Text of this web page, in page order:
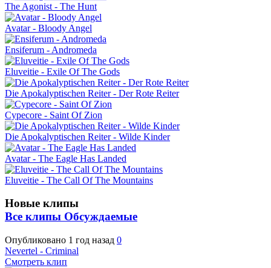
The Agonist - The Hunt
Avatar - Bloody Angel
Ensiferum - Andromeda
Eluveitie - Exile Of The Gods
Die Apokalyptischen Reiter - Der Rote Reiter
Cypecore - Saint Of Zion
Die Apokalyptischen Reiter - Wilde Kinder
Avatar - The Eagle Has Landed
Eluveitie - The Call Of The Mountains
Новые клипы
Все клипы Обсуждаемые
Опубликовано 1 год назад 0
Nevertel - Criminal
Смотреть клип